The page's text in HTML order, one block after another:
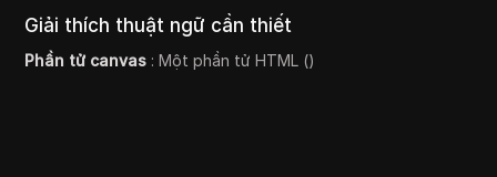
Giải thích thuật ngữ cần thiết
Phần tử canvas : Một phần tử HTML ()